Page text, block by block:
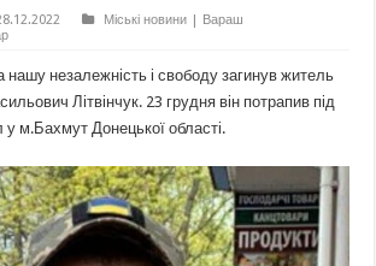
Міські новини | Вараш
нашу незалежність і свободу загинув житель
Літвінчук. 23 грудня він потрапив під
у м.Бахмут Донецької області.